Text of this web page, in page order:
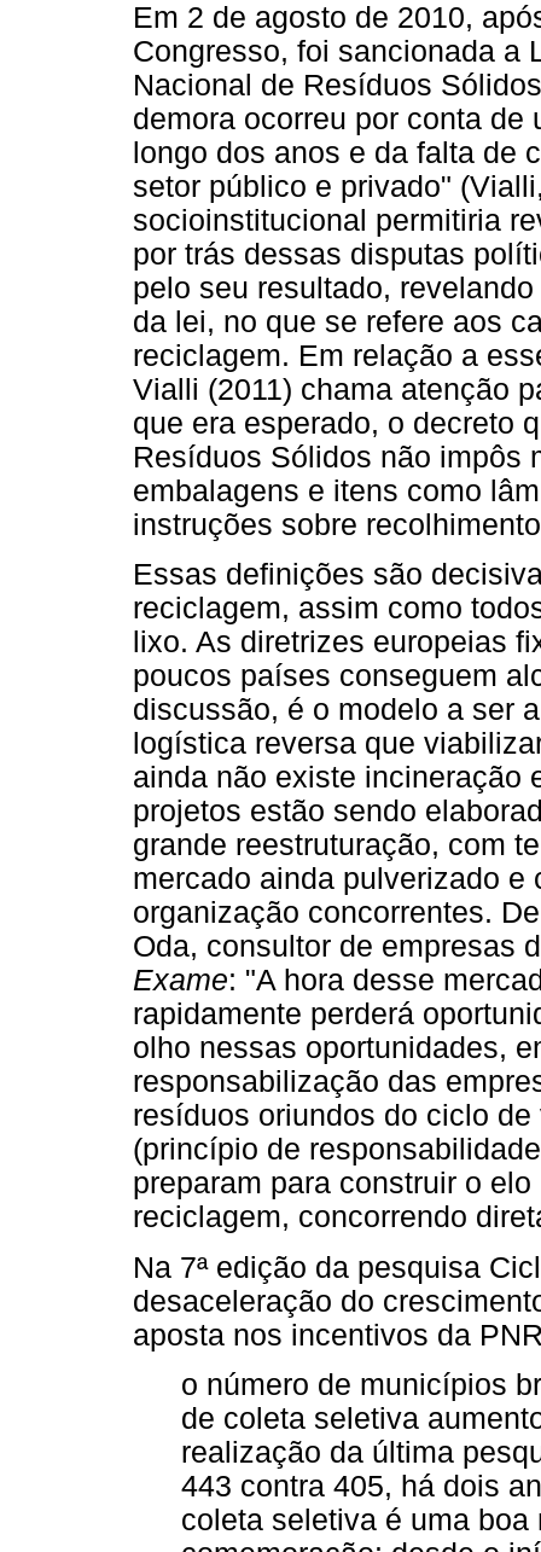
Em 2 de agosto de 2010,
Congresso, foi sancionada a
Nacional de Resíduos
demora ocorreu por conta
longo dos anos e da falta de
setor público e privado"
socioinstitucional permitiria
por trás dessas disputas
pelo seu resultado,
da lei, no que se refere aos
reciclagem. Em relação a
Vialli (2011) chama atenção
que era esperado, o decreto
Resíduos Sólidos não impôs
embalagens e itens como
instruções sobre
Essas definições são
reciclagem, assim como
lixo. As diretrizes europeias
poucos países conseguem
discussão, é o modelo a ser
logística reversa que
ainda não existe incineração
projetos estão sendo
grande reestruturação, com
mercado ainda pulverizado e
organização concorrentes.
Oda, consultor de empresas
Exame: "A hora desse
rapidamente perderá
olho nessas oportunidades,
responsabilização das
resíduos oriundos do ciclo
(princípio de
preparam para construir o
reciclagem, concorrendo
Na 7ª edição da pesquisa
desaceleração do
aposta nos incentivos da
o número de municípios
de coleta seletiva
realização da última
443 contra 405, há dois
coleta seletiva é uma